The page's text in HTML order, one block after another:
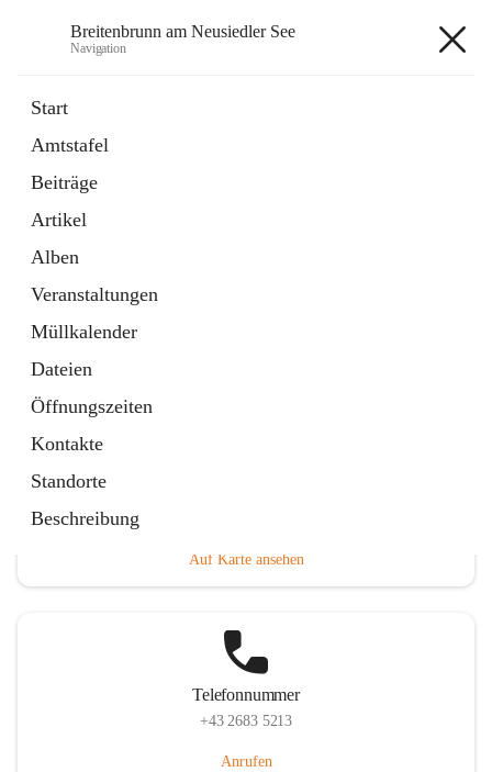
Breitenbrunn am Neusiedler See
Navigation
Start
Amtstafel
Beiträge
Artikel
Alben
Veranstaltungen
Müllkalender
Dateien
Öffnungszeiten
Kontakte
Standorte
Beschreibung
18 Schnellzugriffe
Gemeindeservice
Auf Karte ansehen
Telefonnummer
+43 2683 5213
Anrufen